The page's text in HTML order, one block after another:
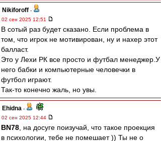
Nikiforoff -
02 сен 2025 12:51
В сотый раз будет сказано. Если проблема в
том, что игрок не мотивирован, ну и нахер этот
балласт.
Это у Лехи РК все просто и футбал менеджер.У
него бабки и компьютерные человечки в
футбол играют.
Так-то конечно жаль, но увы.
Ehidna -
02 сен 2025 12:44
BN78 , на досуге поизучай, что такое проекция
в психологии, тебе не помешает )) Ты не о